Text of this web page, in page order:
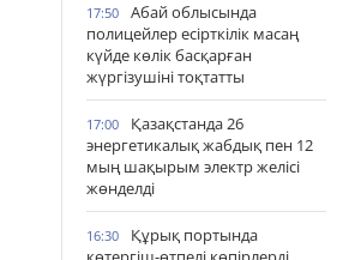
17:50
Абай облысында
полицейлер есірткілік масаң
күйде көлік басқарған
жүргізушіні тоқтатты
17:00
Қазақстанда 26
энергетикалық жабдық пен 12
мың шақырым электр желісі
жөнделді
16:30
Құрық портында